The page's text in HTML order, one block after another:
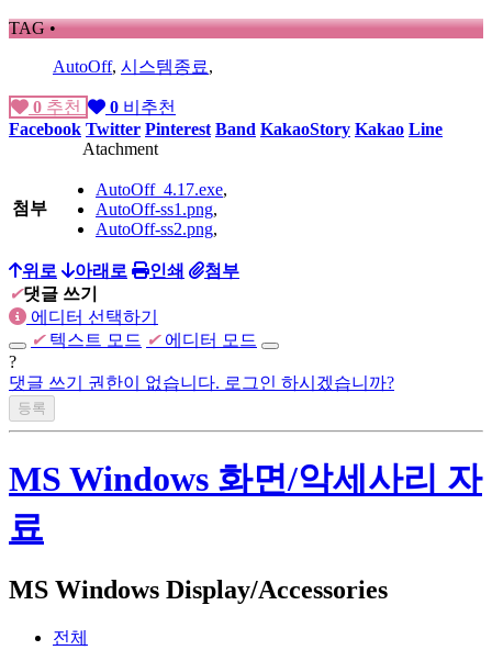
TAG •
AutoOff, 시스템종료,
0 추천 0 비추천
Facebook Twitter Pinterest Band KakaoStory Kakao Line
Atachment
첨부
AutoOff_4.17.exe,
AutoOff-ss1.png,
AutoOff-ss2.png,
위로 아래로 인쇄
첨부
✔댓글 쓰기
에디터 선택하기
✔ 텍스트 모드 ✔ 에디터 모드
?
댓글 쓰기 권한이 없습니다. 로그인 하시겠습니까?
MS Windows 화면/악세사리 자
료
MS Windows Display/Accessories
전체